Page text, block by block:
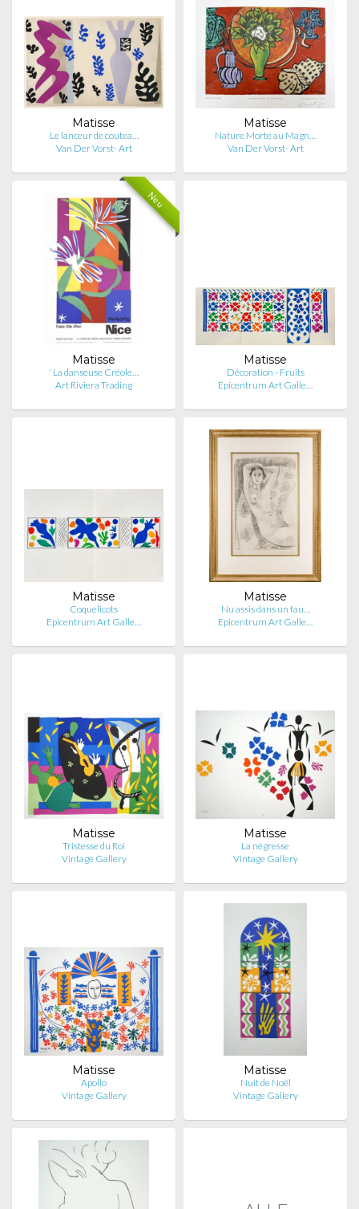
Matisse
Le lanceur de coutea…
Van Der Vorst- Art
Matisse
Nature Morte au Magn…
Van Der Vorst- Art
Neu
Matisse
' La danseuse Créole…
Art Riviera Trading
Matisse
Décoration - Fruits
Epicentrum Art Galle…
Matisse
Coquelicots
Epicentrum Art Galle…
Matisse
Nu assis dans un fau…
Epicentrum Art Galle…
Matisse
Tristesse du Roi
Vintage Gallery
Matisse
La négresse
Vintage Gallery
Matisse
Apollo
Vintage Gallery
Matisse
Nuit de Noël
Vintage Gallery